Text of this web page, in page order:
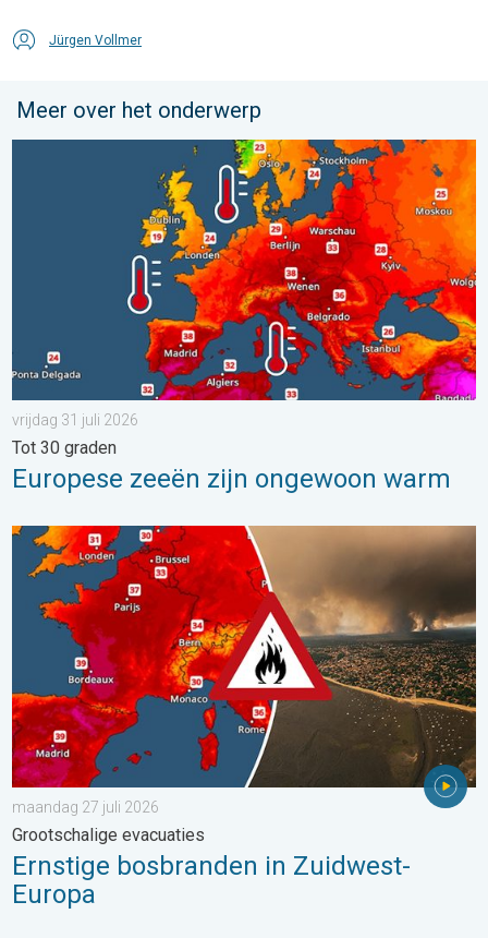
Jürgen Vollmer
Meer over het onderwerp
Europese zeeën zijn ongewoon warm. Tot 30 graden. . .
vrijdag 31 juli 2026
Tot 30 graden
Europese zeeën zijn ongewoon warm
Ernstige bosbranden in Zuidwest-Europa. Grootschalige
maandag 27 juli 2026
Grootschalige evacuaties
Ernstige bosbranden in Zuidwest-
Europa